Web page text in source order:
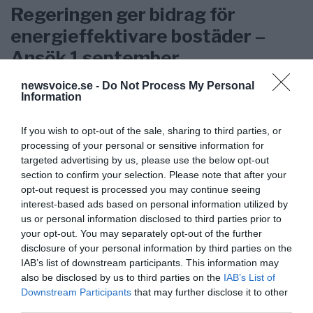
newsvoice.se - Do Not Process My Personal
Information
If you wish to opt-out of the sale, sharing to third parties, or
processing of your personal or sensitive information for
targeted advertising by us, please use the below opt-out
section to confirm your selection. Please note that after your
opt-out request is processed you may continue seeing
interest-based ads based on personal information utilized by
us or personal information disclosed to third parties prior to
your opt-out. You may separately opt-out of the further
disclosure of your personal information by third parties on the
IAB’s list of downstream participants. This information may
also be disclosed by us to third parties on the IAB’s List of
Downstream Participants that may further disclose it to other
Regeringen ger bidrag för
energieffektivare bostäder –
Ansök 1 september
KREAPRENÖR
Tankesmedjan Kreaprenör: En